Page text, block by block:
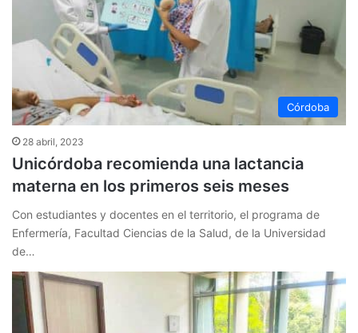
Córdoba
28 abril, 2023
Unicórdoba recomienda una lactancia
materna en los primeros seis meses
Con estudiantes y docentes en el territorio, el programa de
Enfermería, Facultad Ciencias de la Salud, de la Universidad
de…